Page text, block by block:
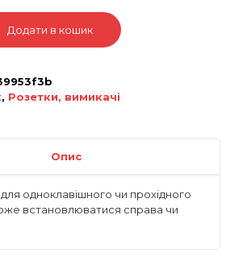
Додати в кошик
, Розетки, вимикачі
Опис
одноклавішного чи прохідного
встановлюватися справа чи